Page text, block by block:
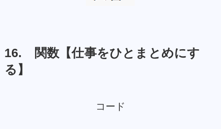
16. 関数【仕事をひとまとめにす
る】
コード